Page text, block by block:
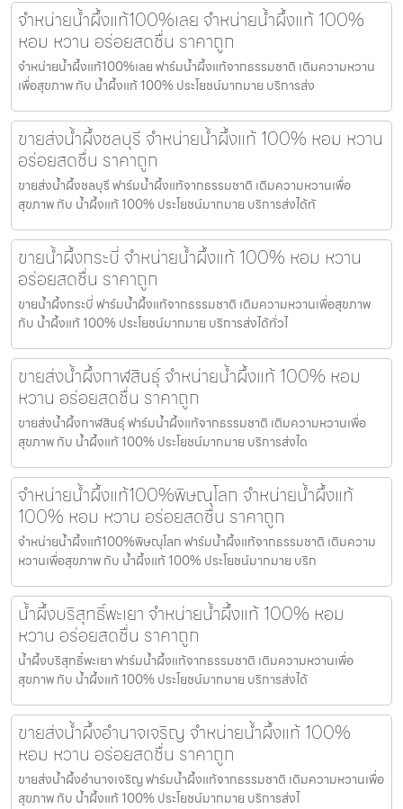
จำหน่ายน้ำผึ้งแท้100%เลย จำหน่ายน้ำผึ้งแท้ 100%
หอม หวาน อร่อยสดชื่น ราคาถูก
จำหน่ายน้ำผึ้งแท้100%เลย ฟาร์มน้ำผึ้งแท้จากธรรมชาติ เติมความหวาน
เพื่อสุขภาพ กับ น้ำผึ้งแท้ 100% ประโยชน์มากมาย บริการส่ง
ขายส่งน้ำผึ้งชลบุรี จำหน่ายน้ำผึ้งแท้ 100% หอม หวาน
อร่อยสดชื่น ราคาถูก
ขายส่งน้ำผึ้งชลบุรี ฟาร์มน้ำผึ้งแท้จากธรรมชาติ เติมความหวานเพื่อ
สุขภาพ กับ น้ำผึ้งแท้ 100% ประโยชน์มากมาย บริการส่งได้ทั
ขายน้ำผึ้งกระบี่ จำหน่ายน้ำผึ้งแท้ 100% หอม หวาน
อร่อยสดชื่น ราคาถูก
ขายน้ำผึ้งกระบี่ ฟาร์มน้ำผึ้งแท้จากธรรมชาติ เติมความหวานเพื่อสุขภาพ
กับ น้ำผึ้งแท้ 100% ประโยชน์มากมาย บริการส่งได้ทั่วไ
ขายส่งน้ำผึ้งกาฬสินธุ์ จำหน่ายน้ำผึ้งแท้ 100% หอม
หวาน อร่อยสดชื่น ราคาถูก
ขายส่งน้ำผึ้งกาฬสินธุ์ ฟาร์มน้ำผึ้งแท้จากธรรมชาติ เติมความหวานเพื่อ
สุขภาพ กับ น้ำผึ้งแท้ 100% ประโยชน์มากมาย บริการส่งได
จำหน่ายน้ำผึ้งแท้100%พิษณุโลก จำหน่ายน้ำผึ้งแท้
100% หอม หวาน อร่อยสดชื่น ราคาถูก
จำหน่ายน้ำผึ้งแท้100%พิษณุโลก ฟาร์มน้ำผึ้งแท้จากธรรมชาติ เติมความ
หวานเพื่อสุขภาพ กับ น้ำผึ้งแท้ 100% ประโยชน์มากมาย บริก
น้ำผึ้งบริสุทธิ์พะเยา จำหน่ายน้ำผึ้งแท้ 100% หอม
หวาน อร่อยสดชื่น ราคาถูก
น้ำผึ้งบริสุทธิ์พะเยา ฟาร์มน้ำผึ้งแท้จากธรรมชาติ เติมความหวานเพื่อ
สุขภาพ กับ น้ำผึ้งแท้ 100% ประโยชน์มากมาย บริการส่งได้
ขายส่งน้ำผึ้งอำนาจเจริญ จำหน่ายน้ำผึ้งแท้ 100%
หอม หวาน อร่อยสดชื่น ราคาถูก
ขายส่งน้ำผึ้งอำนาจเจริญ ฟาร์มน้ำผึ้งแท้จากธรรมชาติ เติมความหวานเพื่อ
สุขภาพ กับ น้ำผึ้งแท้ 100% ประโยชน์มากมาย บริการส่งไ